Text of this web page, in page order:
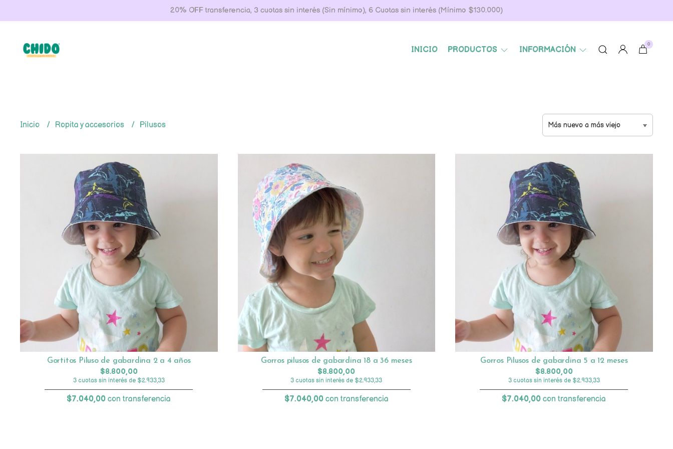
20% OFF transferencia, 3 cuotas sin interés (Sin mínimo), 6 Cuotas sin interés (Mínimo $130.000)
INICIO PRODUCTOS INFORMACIÓN
0
Inicio Ropita y accesorios Pilusos
Gortitos Piluso de gabardina 2 a 4 años
$8.800,00
3 cuotas sin interés de $2.933,33
$7.040,00 con transferencia
Gorros pilusos de gabardina 18 a 36 meses
$8.800,00
3 cuotas sin interés de $2.933,33
$7.040,00con transferencia
Gorros Pilusos de gabardina 5 a 12 meses
$8.800,00
3 cuotas sin interés de $2.933,33
$7.040,00 con transferencia